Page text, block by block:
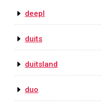
deepl
duits
duitsland
duo